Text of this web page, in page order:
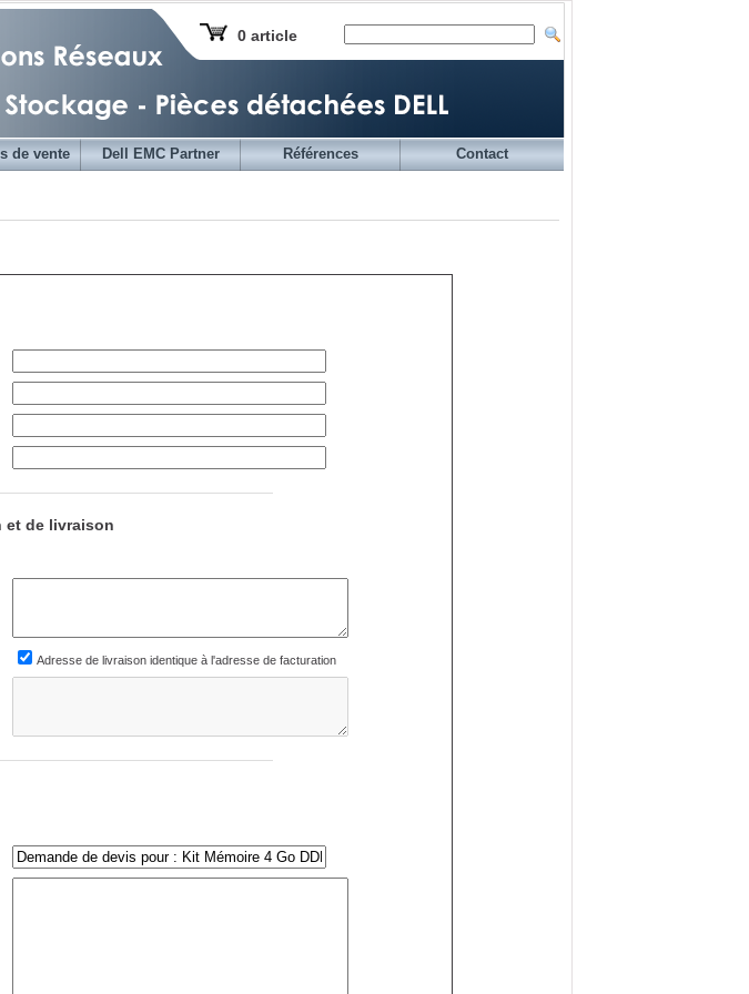
0 article
de vente Dell EMC Partner Références Contact
et de livraison
Adresse de livraison identique à l'adresse de facturation